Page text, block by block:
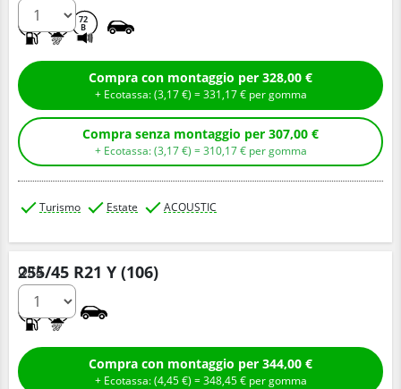
72
B
Compra con montaggio per 328,00 €
+ Ecotassa: (3,17€ ) =331,17€ per gomma
Compra senza montaggio per 307,00 €
+ Ecotassa: (3,17€ ) =310,17€ per gomma
Turismo Estate ACOUSTIC
255/45 R21 Y (106)
Q.tà
Compra con montaggio per 344,00 €
+ Ecotassa: (4,45€ ) =348,45€ per gomma